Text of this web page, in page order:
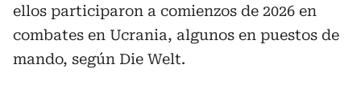
ellos participaron a comienzos de 2026 en
combates en Ucrania, algunos en puestos de
mando, según Die Welt.